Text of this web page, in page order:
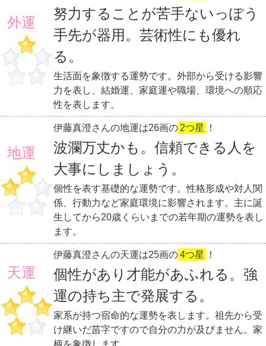
外運
努力することが苦手ないっぽう
手先が器用。芸術性にも優れ
る。
生活面を象徴する運勢です。外部から受ける影響
力を表し、結婚運、家庭運や職場、環境への順応
性を表します。
地運
伊藤真澄さんの地運は26画の 2つ星 ！
波瀾万丈かも。信頼できる人を
大事にしましょう。
個性を表す基礎的な運勢です。性格形成や対人関
係、行動力など家庭環境に影響されます。主に誕
生してから20歳くらいまでの若年期の運勢を表し
ます。
天運
伊藤真澄さんの天運は25画の4つ星 ！
個性があり才能があふれる。強
運の持ち主で発展する。
家系が持つ宿命的な運勢を表します。祖先から受
け継いだ苗字ですので自分の力が及びません。家
柄を象徴します。